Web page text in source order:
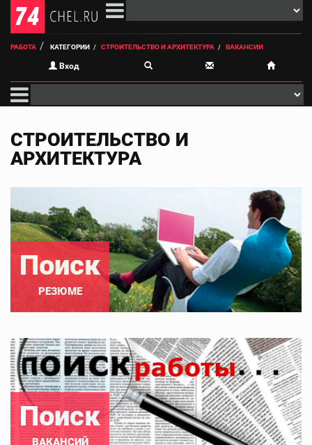
РАБОТА КАТЕГОРИИ СТРОИТЕЛЬСТВО И АРХИТЕКТУРА ВАКАНСИИ
Вход
СТРОИТЕЛЬСТВО И
АРХИТЕКТУРА
Поиск
РЕЗЮМЕ
Поиск
ВАКАНСИЙ